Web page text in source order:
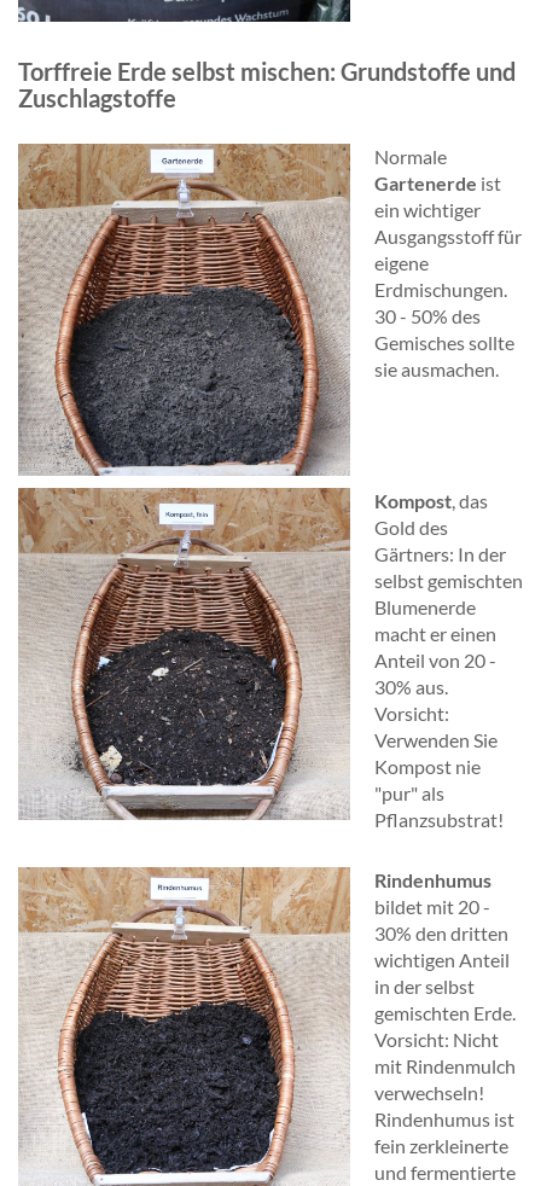
Torffreie Erde selbst mischen: Grundstoffe und
Zuschlagstoffe
Normale
Gartenerde ist
ein wichtiger
Ausgangsstoff für
eigene
Erdmischungen.
30 - 50% des
Gemisches sollte
sie ausmachen.
Kompost, das
Gold des
Gärtners: In der
selbst gemischten
Blumenerde
macht er einen
Anteil von 20 -
30% aus.
Vorsicht:
Verwenden Sie
Kompost nie
"pur" als
Pflanzsubstrat!
Rindenhumus
bildet mit 20 -
30% den dritten
wichtigen Anteil
in der selbst
gemischten Erde.
Vorsicht: Nicht
mit Rindenmulch
verwechseln!
Rindenhumus ist
fein zerkleinerte
und fermentierte